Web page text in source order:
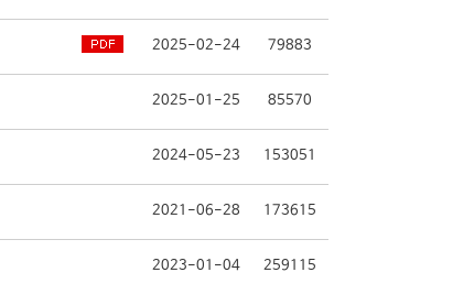
2025-02-24 79883
2025-01-25 85570
2024-05-23 153051
2021-06-28 173615
2023-01-04 259115